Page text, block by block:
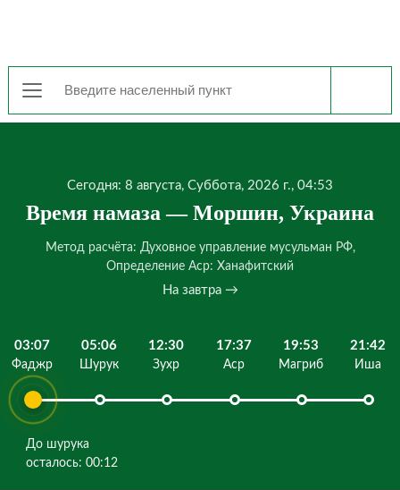
Сегодня: 8 августа, Суббота, 2026 г., 04:53
Время намаза — Моршин, Украина
Метод расчёта: Духовное управление мусульман РФ,
Определение Аср: Ханафитский
На завтра →
03:07
Фаджр
До шурука
осталось: 00:12
05:06
Шурук
12:30
Зухр
17:37
Аср
19:53
Магриб
21:42
Иша